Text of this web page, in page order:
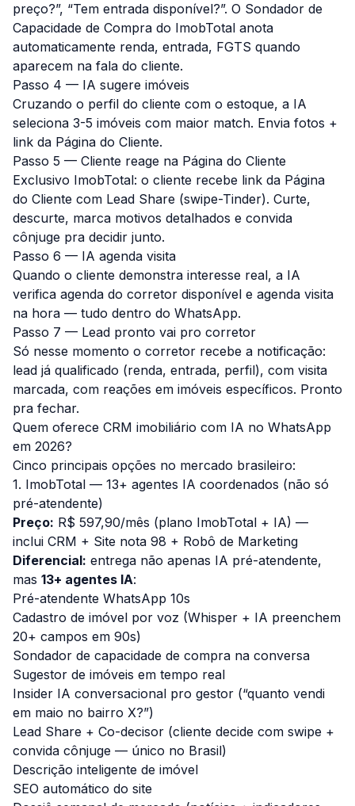
preço?”, “Tem entrada disponível?”. O Sondador de
Capacidade de Compra do ImobTotal anota
automaticamente renda, entrada, FGTS quando
aparecem na fala do cliente.
Passo 4 — IA sugere imóveis
Cruzando o perfil do cliente com o estoque, a IA
seleciona 3-5 imóveis com maior match. Envia fotos +
link da Página do Cliente.
Passo 5 — Cliente reage na Página do Cliente
Exclusivo ImobTotal: o cliente recebe link da Página
do Cliente com Lead Share (swipe-Tinder). Curte,
descurte, marca motivos detalhados e convida
cônjuge pra decidir junto.
Passo 6 — IA agenda visita
Quando o cliente demonstra interesse real, a IA
verifica agenda do corretor disponível e agenda visita
na hora — tudo dentro do WhatsApp.
Passo 7 — Lead pronto vai pro corretor
Só nesse momento o corretor recebe a notificação:
lead já qualificado (renda, entrada, perfil), com visita
marcada, com reações em imóveis específicos. Pronto
pra fechar.
Quem oferece CRM imobiliário com IA no WhatsApp
em 2026?
Cinco principais opções no mercado brasileiro:
1. ImobTotal — 13+ agentes IA coordenados (não só
pré-atendente)
Preço: R$ 597,90/mês (plano ImobTotal + IA) —
inclui CRM + Site nota 98 + Robô de Marketing
Diferencial: entrega não apenas IA pré-atendente,
mas 13+ agentes IA:
Pré-atendente WhatsApp 10s
Cadastro de imóvel por voz (Whisper + IA preenchem
20+ campos em 90s)
Sondador de capacidade de compra na conversa
Sugestor de imóveis em tempo real
Insider IA conversacional pro gestor (“quanto vendi
em maio no bairro X?”)
Lead Share + Co-decisor (cliente decide com swipe +
convida cônjuge — único no Brasil)
Descrição inteligente de imóvel
SEO automático do site